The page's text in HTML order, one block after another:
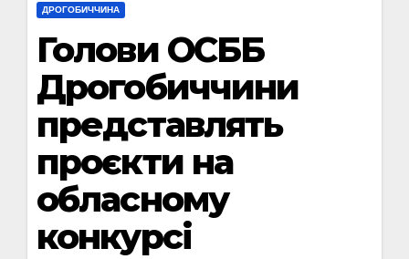
ДРОГОБИЧЧИНА
Голови ОСББ
Дрогобиччини
представлять
проєкти на
обласному
конкурсі